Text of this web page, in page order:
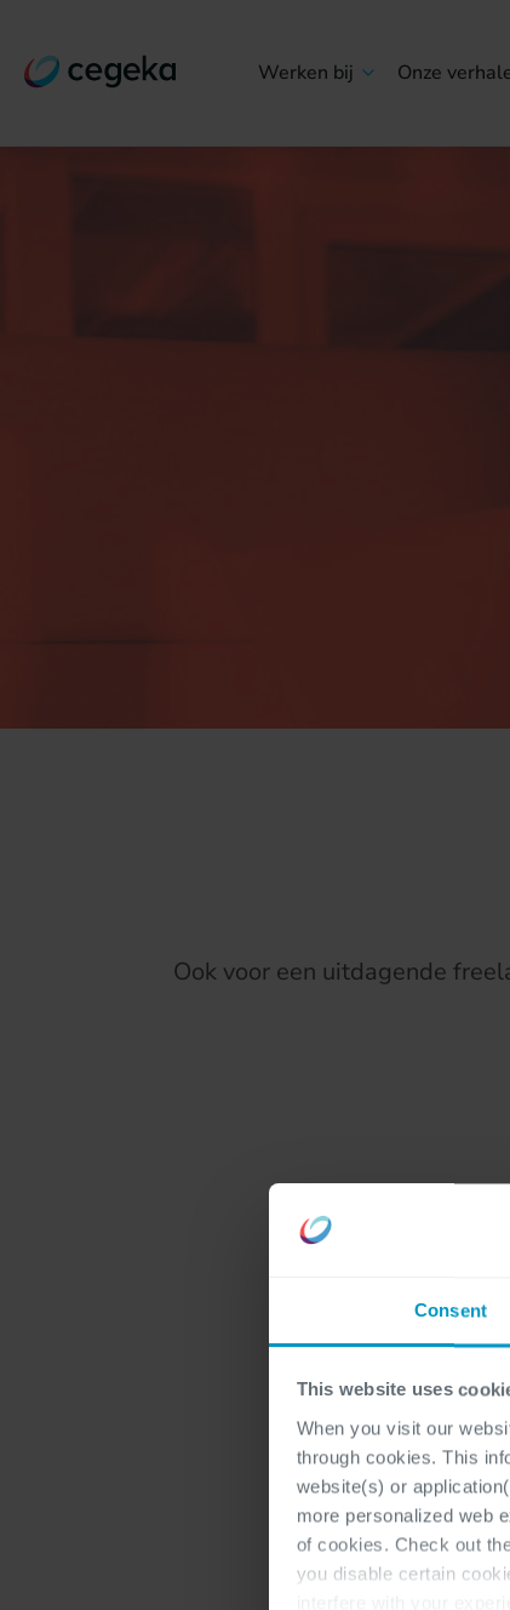
Consent
This website uses
When you visit our
through cookies. This
website(s) or
more personalized web
of cookies. Check out
you disable certain
Werken bij Onze
Ook voor een uitdagende
E-mail *
Telefoon *